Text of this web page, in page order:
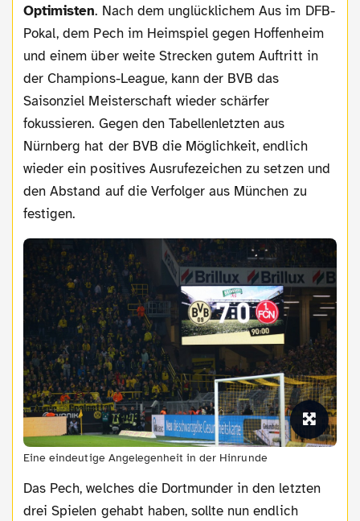
Optimisten. Nach dem unglücklichem Aus im DFB-
Pokal, dem Pech im Heimspiel gegen Hoffenheim
und einem über weite Strecken gutem Auftritt in
der Champions-League, kann der BVB das
Saisonziel Meisterschaft wieder schärfer
fokussieren. Gegen den Tabellenletzten aus
Nürnberg hat der BVB die Möglichkeit, endlich
wieder ein positives Ausrufezeichen zu setzen und
den Abstand auf die Verfolger aus München zu
festigen.
Eine eindeutige Angelegenheit in der Hinrunde
Das Pech, welches die Dortmunder in den letzten
drei Spielen gehabt haben, sollte nun endlich